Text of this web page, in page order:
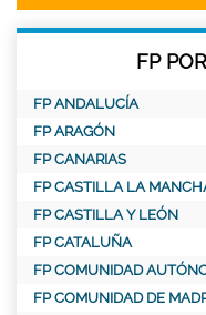
FP
FP ANDALUCÍA
FP ARAGÓN
FP CANARIAS
FP CASTILLA LA
FP CASTILLA Y LEÓN
FP CATALUÑA
FP COMUNIDAD
FP COMUNIDAD DE